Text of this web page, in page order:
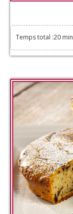
Temps total :20 min